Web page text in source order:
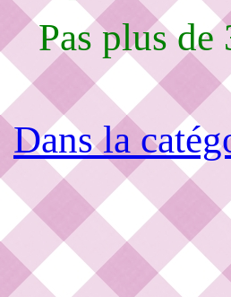
Pas plus de
Dans la